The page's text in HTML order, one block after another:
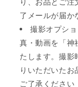
了メールが届か
撮影オプシ
真・動画を「神
たします。撮影
りいただいた
ご了承ください